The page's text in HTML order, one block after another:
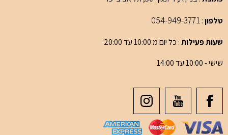
טלפון:
054-949-3771
שעות פעילות: כל יום מ 10:00 עד 20:00
שישי - 10:00 עד 14:00